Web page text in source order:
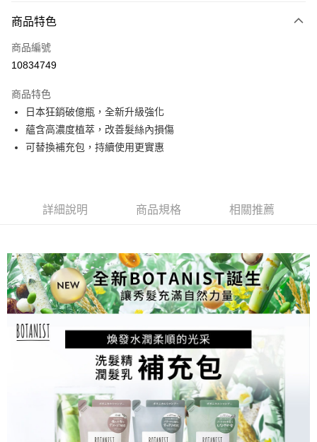
每筆NT$80，滿NT$799(含以上)免運費
付款後全家取貨
每筆NT$80，滿NT$799(含以上)免運費
萊爾富取貨付款
每筆NT$80，滿NT$799(含以上)免運費
付款後萊爾富取貨
每筆NT$80，滿NT$799(含以上)免運費
每筆NT$80，滿NT$799(含以上)免運費
宅配
每筆NT$100，滿NT$799(含以上)免運費
商品特色
商品編號
10834749
商品特色
日本狂銷破億瓶，全新升級強化
蘊含高濃度植萃，改善髮絲內損傷
可替換補充包，持續使用更實惠
詳細說明 商品規格 相關推薦